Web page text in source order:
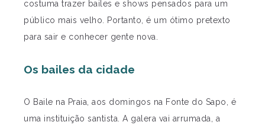
costuma trazer bailes e shows pensados para um
público mais velho. Portanto, é um ótimo pretexto
para sair e conhecer gente nova.
Os bailes da cidade
O Baile na Praia, aos domingos na Fonte do Sapo, é
uma instituição santista. A galera vai arrumada, a